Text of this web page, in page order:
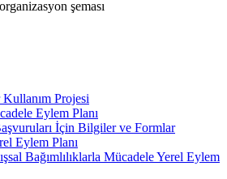
Projesi
Eylem Planı
İçin Bilgiler ve Formlar
Eylem Planı
Bağımlılıklarla Mücadele Yerel Eylem